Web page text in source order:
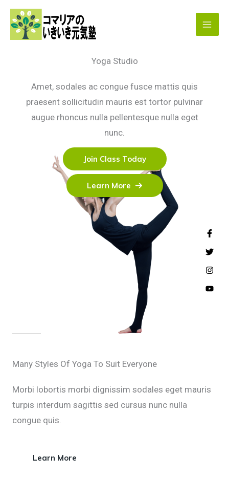
Yoga Studio
Amet, sodales ac congue fusce mattis quis
praesent sollicitudin mauris est tortor pulvinar
augue rhoncus nulla pellentesque nulla eget
nunc.
Join Class Today
Learn More
Many Styles Of Yoga To Suit Everyone
Morbi lobortis morbi dignissim sodales eget mauris
turpis interdum sagittis sed cursus nunc nulla
congue quis.
Learn More